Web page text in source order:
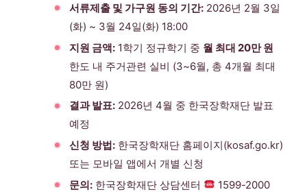
서류제출 및 가구원 동의 기간:2026년 2월 3일
(화) ~ 3월 24일(화) 18:00
지원 금액:1학기 정규학기 중 월 최대 20만 원
한도 내 주거관련 실비 (3~6월, 총 4개월 최대
80만 원)
결과 발표:2026년 4월 중 한국장학재단 발표
예정
신청 방법:한국장학재단 홈페이지(kosaf.go.kr)
또는 모바일 앱에서 개별 신청
문의:한국장학재단 상담센터 1599-2000